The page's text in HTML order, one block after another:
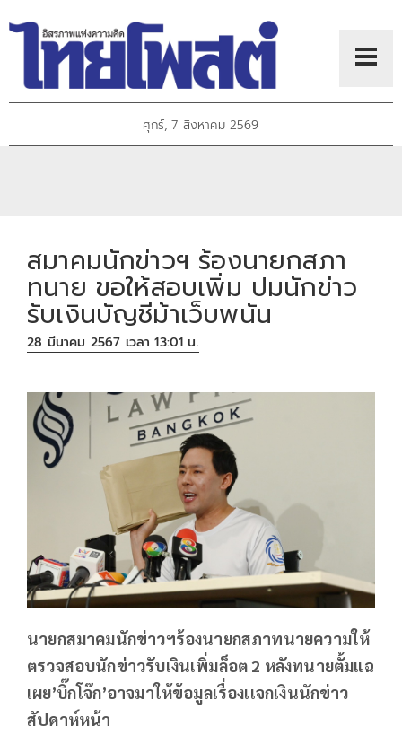
ศุกร์, 7 สิงหาคม 2569
สมาคมนักข่าวฯ ร้องนายกสภา
ทนาย ขอให้สอบเพิ่ม ปมนักข่าว
รับเงินบัญชีม้าเว็บพนัน
28 มีนาคม 2567 เวลา 13:01 น.
นายกสมาคมนักข่าวฯร้องนายกสภาทนายความให้
ตรวจสอบนักข่าวรับเงินเพิ่มล็อต 2 หลังทนายตั้มแฉ
เผย’บิ๊กโจ๊ก’อาจมาให้ข้อมูลเรื่องเเจกเงินนักข่าว
สัปดาห์หน้า